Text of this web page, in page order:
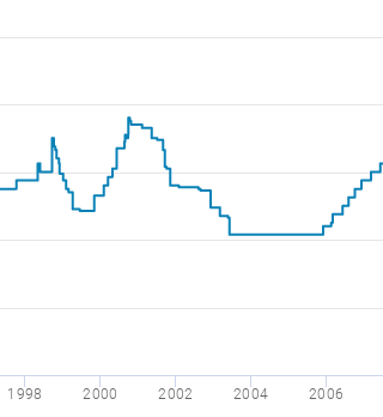
1998 2000 2002 2004 2006